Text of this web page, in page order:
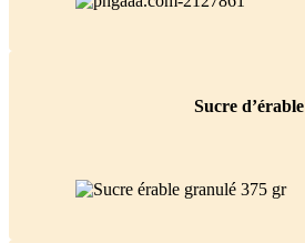
Sucre d’érable